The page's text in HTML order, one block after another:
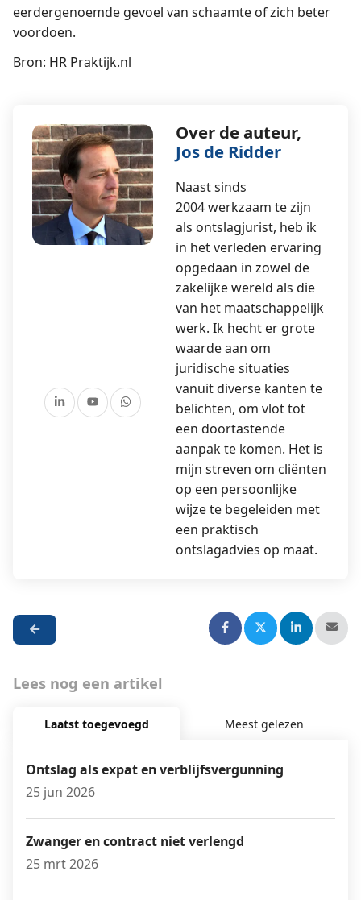
eerdergenoemde gevoel van schaamte of zich beter
voordoen.
Bron: HR Praktijk.nl
Over de auteur,
Jos de Ridder
Naast sinds
2004 werkzaam te zijn
als ontslagjurist, heb ik
in het verleden ervaring
opgedaan in zowel de
zakelijke wereld als die
van het maatschappelijk
werk. Ik hecht er grote
waarde aan om
juridische situaties
vanuit diverse kanten te
belichten, om vlot tot
een doortastende
aanpak te komen. Het is
mijn streven om cliënten
op een persoonlijke
wijze te begeleiden met
een praktisch
ontslagadvies op maat.
Lees nog een artikel
Laatst toegevoegd Meest gelezen
Ontslag als expat en verblijfsvergunning
25 jun 2026
Zwanger en contract niet verlengd
25 mrt 2026